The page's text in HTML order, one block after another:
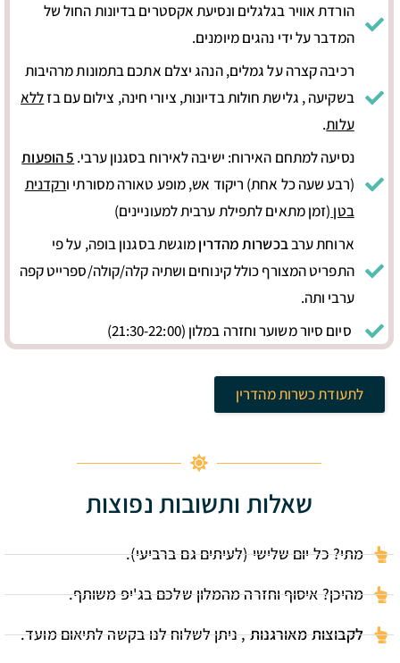
הורדת אוויר בגלגלים ונסיעת אקסטרים בדיונות החול של
המדבר על ידי נהגים מיומנים.
רכיבה קצרה על גמלים, הנהג יצלם אתכם בתמונות מרהיבות
בשקיעה , גלישת חולות בדיונות, ציורי חינה, צילום עם בזללא
עלות.
נסיעה למתחם האירוח: ישיבה לאירוח בסגנון ערבי. 5 הופעות
(רבע שעה כל אחת) ריקוד אש, מופע טאורה מסורתי ורקדנית
בטן (זמן מתאים לתפילת ערבית למעוניינים)
ארוחת ערבבכשרות מהדריןמוגשת בסגנון בופה, על פי
התפריט המצורף כולל קינוחים ושתיה קלה/קולה/ספרייט קפה
ערבי ותה.
סיום סיור משוער וחזרה במלון (21:30-22:00)
לתעודת כשרות מהדרין
שאלות ותשובות נפוצות
מתי? כל יום שלישי (לעיתים גם ברביעי).
מהיכן? איסוף וחזרה מהמלון שלכם בג'יפ משותף.
לקבוצות מאורגנות, ניתן לשלוח לנו בקשה לתיאום מועד.